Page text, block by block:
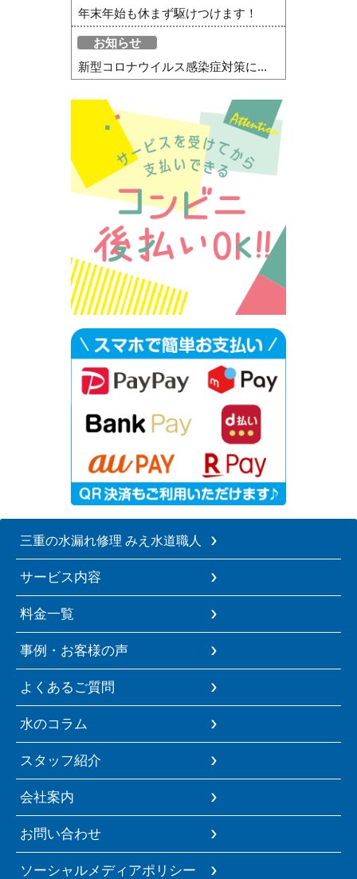
年末年始も休まず駆けつけます！
お知らせ
新型コロナウイルス感染症対策に...
三重の水漏れ修理 みえ水道職人
サービス内容
料金一覧
事例・お客様の声
よくあるご質問
水のコラム
スタッフ紹介
会社案内
お問い合わせ
ソーシャルメディアポリシー